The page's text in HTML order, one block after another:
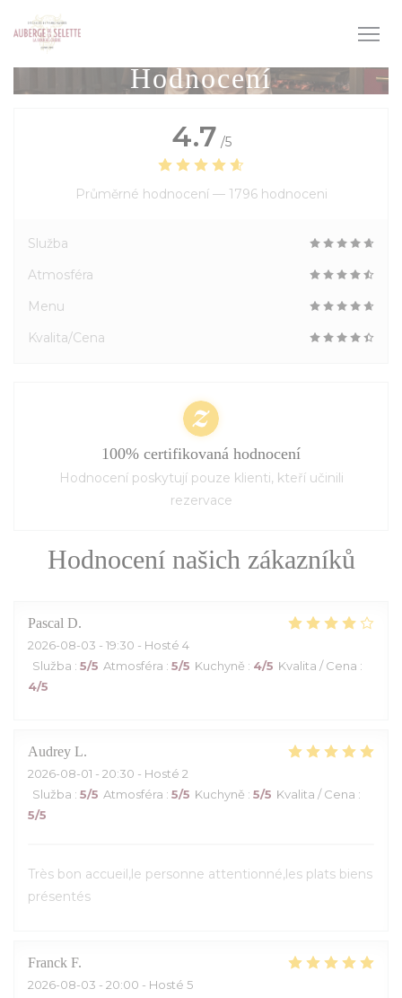
Panel pro správu cookies
Hodnocení
Hodnocení našich zákazníků
Pascal D
2026-08-03 - 19:30 - Hosté 4
Služba : 5/5 Atmosféra : 5/5 Kuchyně : 4/5 Kvalita / Cena :
4/5
Audrey L
2026-08-01 - 20:30 - Hosté 2
Služba : 5/5 Atmosféra : 5/5 Kuchyně : 5/5 Kvalita / Cena :
5/5
Très bon accueil,le personne attentionné,les plats biens
présentés
Franck F
2026-08-03 - 20:00 - Hosté 5
4.7 /5
Průměrné hodnocení — 1796 hodnoceni
Služba
Atmosféra
Menu
Kvalita/Cena
100% certifikovaná hodnocení
Hodnocení poskytují pouze klienti, kteří učinili
rezervace